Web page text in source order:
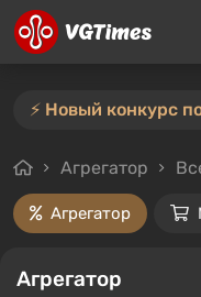
Агрегатор
Агрегатор
Агрегатор